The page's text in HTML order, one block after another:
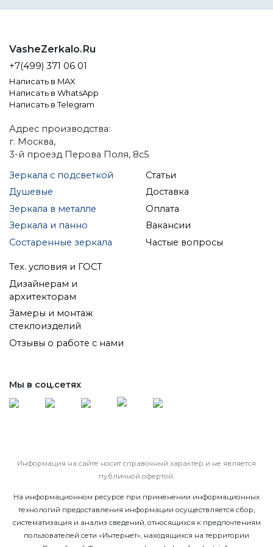
VasheZerkalo.Ru
+7(499) 371 06 01
Написать в MAX
Написать в WhatsApp
Написать в Telegram
Адрес производства:
г. Москва,
3-й проезд Перова Поля, 8с5
Зеркала с подсветкой
Душевые
Зеркала в металле
Зеркала и панно
Состаренные зеркала
Статьи
Доставка
Оплата
Вакансии
Частые вопросы
Тех. условия и ГОСТ
Дизайнерам и
архитекторам
Замеры и монтаж
стеклоизделий
Отзывы о работе с нами
Мы в соц.сетях
Информация на сайте носит справочный характер и не является
публичной офертой.
На информационном ресурсе при применении информационных
технологий предоставления информации осуществляется сбор,
систематизация и анализ сведений, относящихся к предпочтениям
пользователей сети «Интернет», находящихся на территории